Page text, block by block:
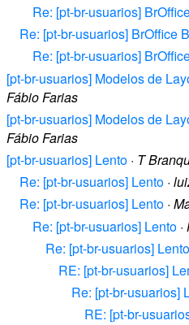
Re: [pt-br-usuarios]
Re: [pt-br-usuarios] BrOffice
Re: [pt-br-usuarios]
[pt-br-usuarios] Modelos de
Fábio Farias
[pt-br-usuarios] Modelos de
Fábio Farias
[pt-br-usuarios] Lento · T
Re: [pt-br-usuarios] Lento ·
Re: [pt-br-usuarios] Lento ·
Re: [pt-br-usuarios] Lento ·
Re: [pt-br-usuarios] Lento
RE: [pt-br-usuarios]
Re: [pt-br-usuarios]
RE: [pt-br-